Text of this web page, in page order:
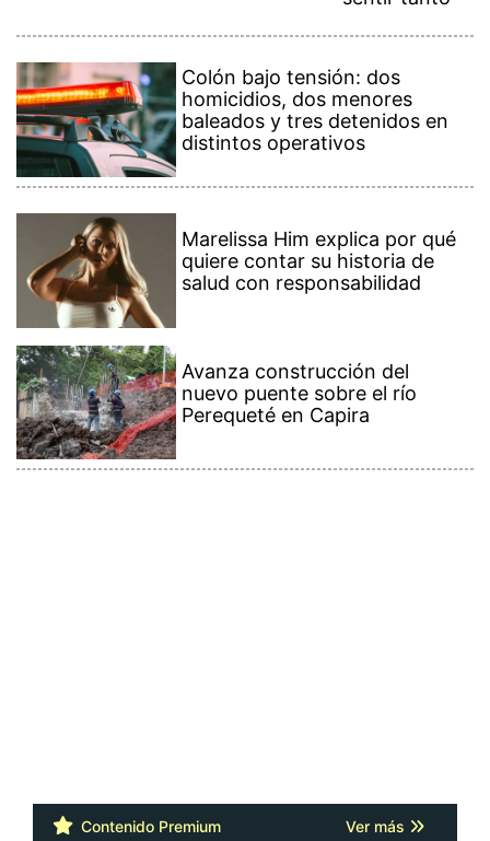
Colón bajo tensión: dos
homicidios, dos menores
baleados y tres detenidos en
distintos operativos
Marelissa Him explica por qué
quiere contar su historia de
salud con responsabilidad
Avanza construcción del
nuevo puente sobre el río
Perequeté en Capira
Contenido Premium Ver más